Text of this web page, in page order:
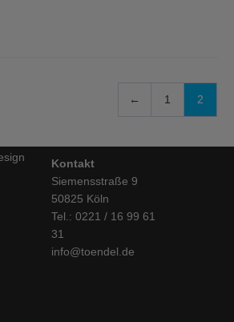
← 1 2
Kontakt
Siemensstraße 9
50825 Köln
Tel.: 0221 / 16 99 61
31
info@toendel.de